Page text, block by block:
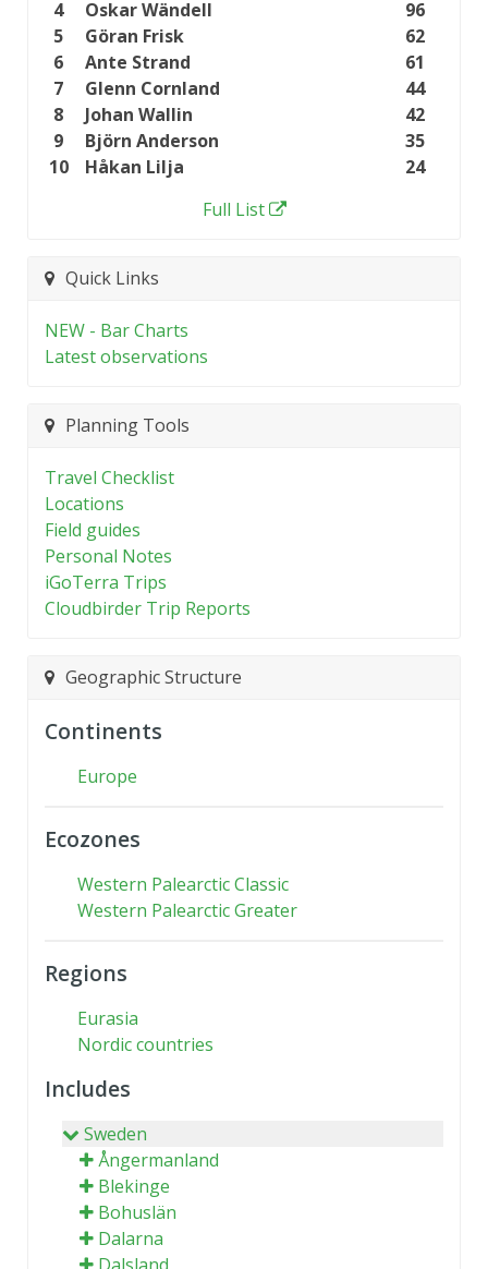
4 Oskar Wändell
96
5
Göran Frisk
62
6
Ante Strand
61
7
Glenn Cornland
44
8
Johan Wallin
42
9
Björn Anderson
35
10
Håkan Lilja
24
Full List
Quick Links
NEW - Bar Charts
Latest observations
Planning Tools
Travel Checklist
Locations
Field guides
Personal Notes
iGoTerra Trips
Cloudbirder Trip Reports
Geographic Structure
Continents
Europe
Ecozones
Western Palearctic Classic
Western Palearctic Greater
Regions
Eurasia
Nordic countries
Includes
Sweden
Ångermanland
Blekinge
Bohuslän
Dalarna